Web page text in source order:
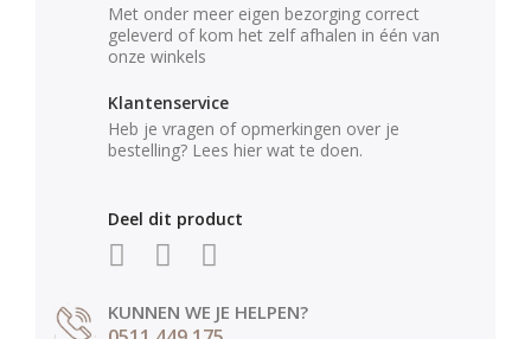
Met onder meer eigen bezorging correct
geleverd of kom het zelf afhalen in één van
onze winkels
Klantenservice
Heb je vragen of opmerkingen over je
bestelling? Lees hier wat te doen.
Deel dit product
KUNNEN WE JE HELPEN?